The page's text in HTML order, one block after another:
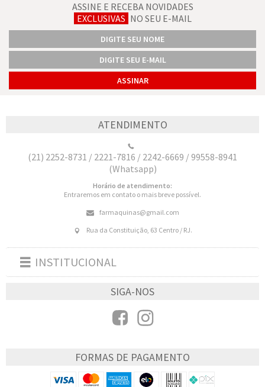
ASSINE E RECEBA NOVIDADES
EXCLUSIVAS NO SEU E-MAIL
ATENDIMENTO
(21) 2252-8731 / 2221-7816 / 2242-6669 / 99558-8941
(Whatsapp)
Horário de atendimento:
Entraremos em contato o mais breve possível.
farmaquinas@gmail.com
Rua da Constituição, 63 Centro / RJ.
Toggle
navigation
INSTITUCIONAL
SIGA-NOS
FORMAS DE PAGAMENTO